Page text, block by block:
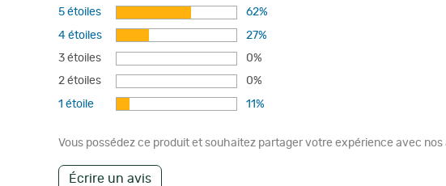
5 étoiles 62%
4 étoiles 27%
3 étoiles 0%
2 étoiles 0%
1 étoile 11%
Vous possédez ce produit et souhaitez partager votre expérience avec
Écrire un avis